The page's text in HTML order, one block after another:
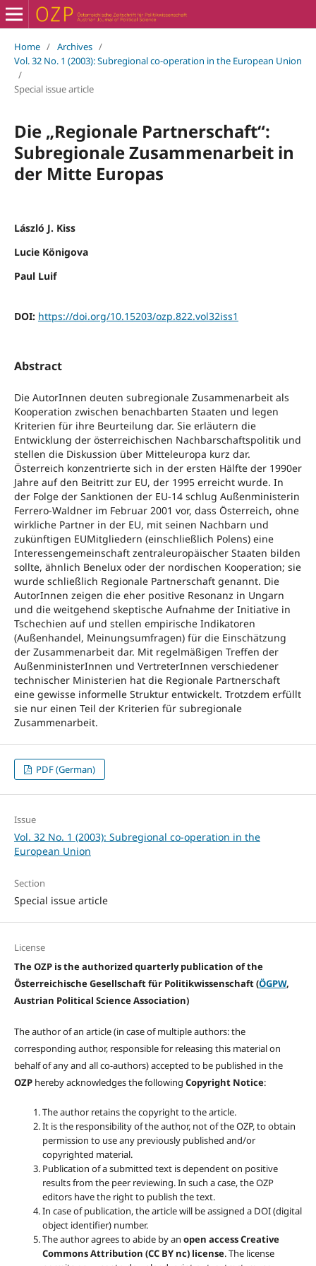
Home / Archives /
Vol. 32 No. 1 (2003): Subregional co-operation in the European Union
/
Special issue article
Die „Regionale Partnerschaft“:
Subregionale Zusammenarbeit in
der Mitte Europas
László J. Kiss
Lucie Königova
Paul Luif
DOI: https://doi.org/10.15203/ozp.822.vol32iss1
Abstract
Die AutorInnen deuten subregionale Zusammenarbeit als
Kooperation zwischen benachbarten Staaten und legen
Kriterien für ihre Beurteilung dar. Sie erläutern die
Entwicklung der österreichischen Nachbarschaftspolitik und
stellen die Diskussion über Mitteleuropa kurz dar.
Österreich konzentrierte sich in der ersten Hälfte der 1990er
Jahre auf den Beitritt zur EU, der 1995 erreicht wurde. In
der Folge der Sanktionen der EU-14 schlug Außenministerin
Ferrero-Waldner im Februar 2001 vor, dass Österreich, ohne
wirkliche Partner in der EU, mit seinen Nachbarn und
zukünftigen EUMitgliedern (einschließlich Polens) eine
Interessengemeinschaft zentraleuropäischer Staaten bilden
sollte, ähnlich Benelux oder der nordischen Kooperation; sie
wurde schließlich Regionale Partnerschaft genannt. Die
AutorInnen zeigen die eher positive Resonanz in Ungarn
und die weitgehend skeptische Aufnahme der Initiative in
Tschechien auf und stellen empirische Indikatoren
(Außenhandel, Meinungsumfragen) für die Einschätzung
der Zusammenarbeit dar. Mit regelmäßigen Treffen der
AußenministerInnen und VertreterInnen verschiedener
technischer Ministerien hat die Regionale Partnerschaft
eine gewisse informelle Struktur entwickelt. Trotzdem erfüllt
sie nur einen Teil der Kriterien für subregionale
Zusammenarbeit.
PDF (German)
Issue
Vol. 32 No. 1 (2003): Subregional co-operation in the
European Union
Section
Special issue article
License
The OZP is the authorized quarterly publication of the
Österreichische Gesellschaft für Politikwissenschaft (ÖGPW,
Austrian Political Science Association)
The author of an article (in case of multiple authors: the
corresponding author, responsible for releasing this material on
behalf of any and all co-authors) accepted to be published in the
OZP hereby acknowledges the following Copyright Notice:
The author retains the copyright to the article.
It is the responsibility of the author, not of the OZP, to obtain
permission to use any previously published and/or
copyrighted material.
Publication of a submitted text is dependent on positive
results from the peer reviewing. In such a case, the OZP
editors have the right to publish the text.
In case of publication, the article will be assigned a DOI (digital
object identifier) number.
The author agrees to abide by an open access Creative
Commons Attribution (CC BY nc) license. The license